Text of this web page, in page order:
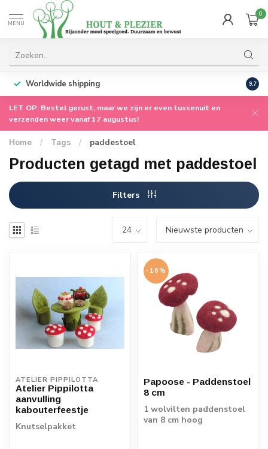
MENU
0
Worldwide shipping 9.7
LET OP: Bestel gerust, maar we zijn er even tussenuit en
verzenden weer vanaf 17 augustus!
Home / Tags / paddestoel
Producten getagd met paddestoel
Filters
ATELIER PIPPILOTTA
Atelier Pippilotta
aanvulling
kabouterfeestje
Knutselpakket
-16%
Papoose - Paddenstoel
8 cm
1 wolvilten paddenstoel
van 8 cm hoog